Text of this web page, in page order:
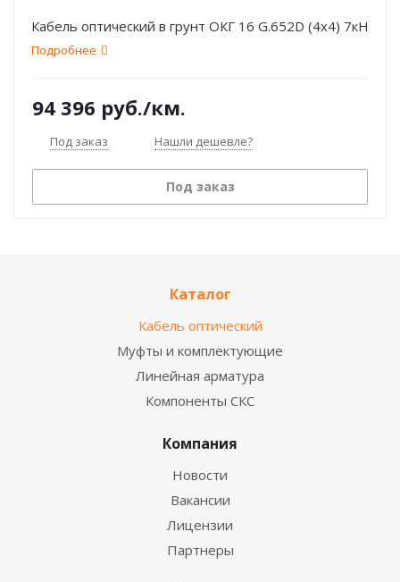
Кабель оптический в грунт ОКГ 16 G.652D (4х4) 7кН
Подробнее
94 396 руб./км.
Под заказ Нашли дешевле?
Под заказ
Каталог
Кабель оптический
Муфты и комплектующие
Линейная арматура
Компоненты СКС
Компания
Новости
Вакансии
Лицензии
Партнеры